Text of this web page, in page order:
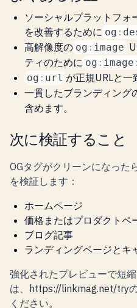
ソーシャルプラットフォ
を改善するために og :
高解像度の og : image
ティのために og : image :
og : url が正規URLと一
一貫したブランディング
含めます。
次に検証すること
OGタグがクリーンになった
を検証します：
ホームページ
価格またはプロダクトペ
ブログ記事
ランディングページとキ
強化されたプレビューで短
は、
https://linkmag.net/try
ください。